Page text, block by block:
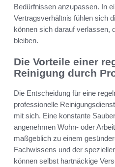
Bedürfnissen anzupassen. In
Vertragsverhältnis fühlen sich
können sich darauf verlassen,
bleiben.
Die Vorteile einer
Reinigung durch
Die Entscheidung für eine
professionelle
mit sich. Eine konstante
angenehmen Wohn- oder
maßgeblich zu einem
Fachwissens und der
können selbst hartnäckige